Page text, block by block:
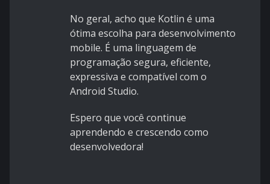
No geral, acho que Kotlin é uma
ótima escolha para desenvolvimento
mobile. É uma linguagem de
programação segura, eficiente,
expressiva e compatível com o
Android Studio.
Espero que você continue
aprendendo e crescendo como
desenvolvedora!